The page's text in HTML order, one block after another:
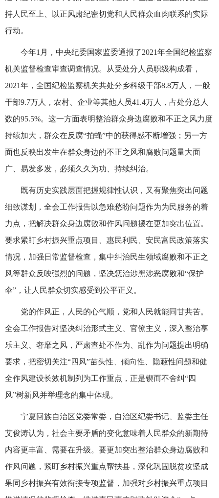
持人民至上、以正风肃纪密切党和人民群众血肉联系的实际
行动。
今年1月，中央纪委国家监委通报了2021年全国纪检监察
机关监督检查审查调查情况。从受处分人员职级构成看，
2021年，全国纪检监察机关共处分乡科级干部8.8万人，一般
干部9.7万人，农村、企业等其他人员41.4万人，占处分总人
数的95.5%。这一方面表明整治群众身边腐败和不正之风力度
持续加大，群众在反腐“拍蝇”中的获得感不断增强；另一方
面也反映出发生在群众身边的不正之风和腐败问题量大面
广、易发多发，必须久久为功、持续纠治。
既有历史实践层面把握规律性认识，又有聚焦突出问题
细致谋划，全会工作报告以急难愁盼问题作为为民服务的着
力点，把解决群众身边腐败和作风问题摆在更加突出位置。
要求紧盯乡村振兴重点项目、惠民利民、安民富民政策落实
情况，加强日常监督检查，集中纠治民生领域腐败和不正之
风等群众反映强烈的问题，坚决惩治涉黑涉恶腐败和“保护
伞”，让人民群众切实感受到公平正义。
党的作风正，人民的心气顺，党和人民就能同甘共苦。
全会工作报告对坚决纠治形式主义、官僚主义，深入整治享
乐主义、奢靡之风，严肃查处不作为、乱作为问题提出明确
要求，把密切关注“四风”苗头性、倾向性、隐蔽性问题和健
全作风建设长效机制列为工作重点，正是锲而不舍纠“四
风”树新风并举理念的集中体现。
宁夏回族自治区党委常委，自治区纪委书记、监委主任
艾俊涛认为，社会主要矛盾的变化意味着人民群众的新期待
内容更丰富、需要在升级。要更加突出整治群众身边腐败和
作风问题，紧盯乡村振兴重点帮扶县，深化巩固脱贫攻坚成
果同乡村振兴有效衔接专项监督，加强对乡村振兴重点项目